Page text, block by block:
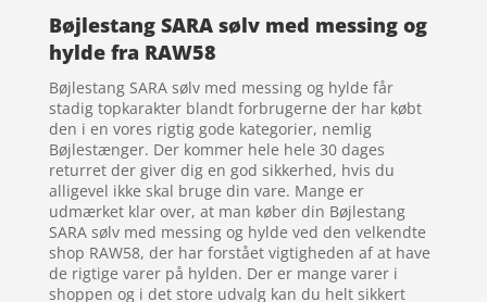
Bøjlestang SARA sølv med messing og
hylde fra RAW58
Bøjlestang SARA sølv med messing og hylde får
stadig topkarakter blandt forbrugerne der har købt
den i en vores rigtig gode kategorier, nemlig
Bøjlestænger. Der kommer hele hele 30 dages
returret der giver dig en god sikkerhed, hvis du
alligevel ikke skal bruge din vare. Mange er
udmærket klar over, at man køber din Bøjlestang
SARA sølv med messing og hylde ved den velkendte
shop RAW58, der har forstået vigtigheden af at have
de rigtige varer på hylden. Der er mange varer i
shoppen og i det store udvalg kan du helt sikkert